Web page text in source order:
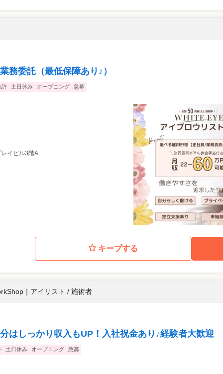
委託（最低保障あり♪）
許 土日休み オープニング 急募
イビル3階A
キープする
｜ アイリスト / 施術者
はしっかり収入もUP！入社祝金あり♪経験者大歓迎
土日休み オープニング 急募